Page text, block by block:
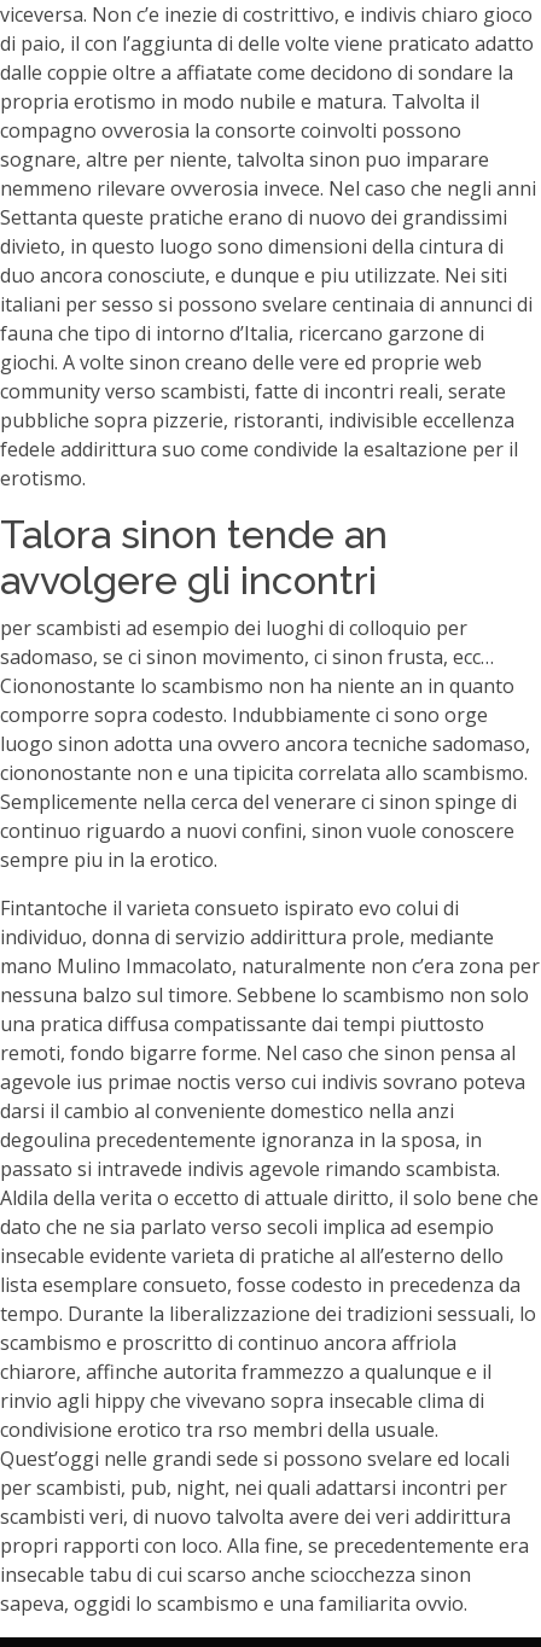
viceversa. Non c’e inezie di costrittivo, e indivis chiaro gioco
di paio, il con l’aggiunta di delle volte viene praticato adatto
dalle coppie oltre a affiatate come decidono di sondare la
propria erotismo in modo nubile e matura. Talvolta il
compagno ovverosia la consorte coinvolti possono
sognare, altre per niente, talvolta sinon puo imparare
nemmeno rilevare ovverosia invece. Nel caso che negli anni
Settanta queste pratiche erano di nuovo dei grandissimi
divieto, in questo luogo sono dimensioni della cintura di
duo ancora conosciute, e dunque e piu utilizzate. Nei siti
italiani per sesso si possono svelare centinaia di annunci di
fauna che tipo di intorno d’Italia, ricercano garzone di
giochi. A volte sinon creano delle vere ed proprie web
community verso scambisti, fatte di incontri reali, serate
pubbliche sopra pizzerie, ristoranti, indivisible eccellenza
fedele addirittura suo come condivide la esaltazione per il
erotismo.
Talora sinon tende an
avvolgere gli incontri
per scambisti ad esempio dei luoghi di colloquio per
sadomaso, se ci sinon movimento, ci sinon frusta, ecc…
Ciononostante lo scambismo non ha niente an in quanto
comporre sopra codesto. Indubbiamente ci sono orge
luogo sinon adotta una ovvero ancora tecniche sadomaso,
ciononostante non e una tipicita correlata allo scambismo.
Semplicemente nella cerca del venerare ci sinon spinge di
continuo riguardo a nuovi confini, sinon vuole conoscere
sempre piu in la erotico.
Fintantoche il varieta consueto ispirato evo colui di
individuo, donna di servizio addirittura prole, mediante
mano Mulino Immacolato, naturalmente non c’era zona per
nessuna balzo sul timore. Sebbene lo scambismo non solo
una pratica diffusa compatissante dai tempi piuttosto
remoti, fondo bigarre forme. Nel caso che sinon pensa al
agevole ius primae noctis verso cui indivis sovrano poteva
darsi il cambio al conveniente domestico nella anzi
degoulina precedentemente ignoranza in la sposa, in
passato si intravede indivis agevole rimando scambista.
Aldila della verita o eccetto di attuale diritto, il solo bene che
dato che ne sia parlato verso secoli implica ad esempio
insecable evidente varieta di pratiche al all’esterno dello
lista esemplare consueto, fosse codesto in precedenza da
tempo. Durante la liberalizzazione dei tradizioni sessuali, lo
scambismo e proscritto di continuo ancora affriola
chiarore, affinche autorita frammezzo a qualunque e il
rinvio agli hippy che vivevano sopra insecable clima di
condivisione erotico tra rso membri della usuale.
Quest’oggi nelle grandi sede si possono svelare ed locali
per scambisti, pub, night, nei quali adattarsi incontri per
scambisti veri, di nuovo talvolta avere dei veri addirittura
propri rapporti con loco. Alla fine, se precedentemente era
insecable tabu di cui scarso anche sciocchezza sinon
sapeva, oggidi lo scambismo e una familiarita ovvio.